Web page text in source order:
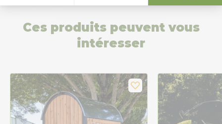
Ces produits peuvent vous
intéresser